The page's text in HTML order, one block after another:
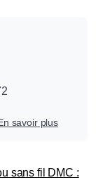
savoir plus
sans fil DMC :